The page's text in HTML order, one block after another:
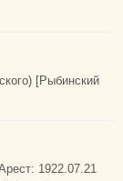
[Рыбинский
1922.07.21